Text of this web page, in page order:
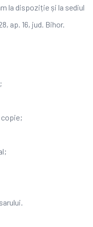
la dispoziție și la sediul
ap. 16, jud. Bihor.